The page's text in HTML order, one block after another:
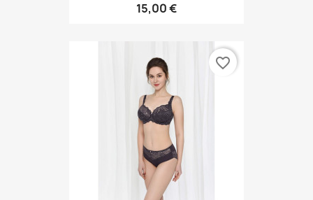
15,00 €
favorite_border